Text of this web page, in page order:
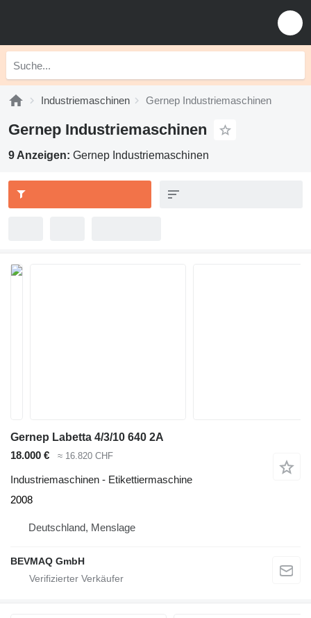
Industriemaschinen Gernep Industriemaschinen
Gernep Industriemaschinen
9 Anzeigen: Gernep Industriemaschinen
Gernep Labetta 4/3/10 640 2A
18.000 €
≈ 16.820 CHF
Industriemaschinen - Etikettiermaschine
2008
Deutschland, Menslage
BEVMAQ GmbH